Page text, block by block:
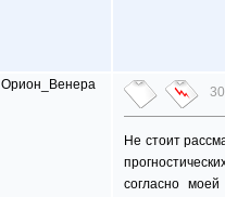
Орион_Венера
Не стоит
согласно